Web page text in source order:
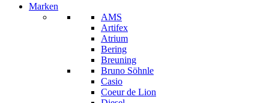
Marken
AMS
Artifex
Atrium
Bering
Breuning
Bruno Söhnle
Casio
Coeur de Lion